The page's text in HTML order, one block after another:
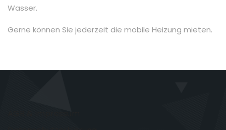
Wasser.
Gerne können Sie jederzeit die mobile Heizung mieten.